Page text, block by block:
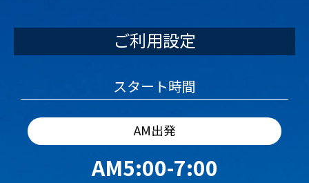
ご利用設定
スタート時間
AM出発
AM5:00-7:00